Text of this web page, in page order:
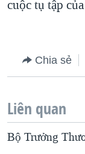
cuộc tụ tập
Chia sẻ
Liên quan
Bộ Trưởng